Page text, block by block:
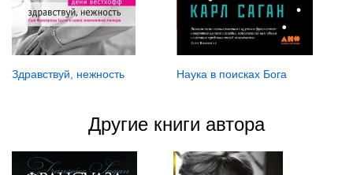
Здравствуй, нежность Наука в поисках Бога
Другие книги автора